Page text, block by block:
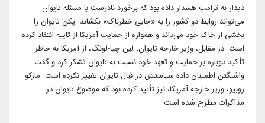
دیدار به ترامپ هشدار داده بود که برخورد نادرست با مسئله تایوان
می‌تواند روابط دو کشور را به «جایی خطرناک» بکشاند. پکن تایوان را
بخشی از خاک خود می‌داند و همواره از حمایت آمریکا از تایپه انتقاد کرده
است. در مقابل، وزیر خارجه تایوان، لین چیا-لونگ، از آمریکا به خاطر
تأکید دوباره بر حمایت و تعهد خود نسبت به تایوان تشکر کرد و گفت
واشنگتن اطمینان داده سیاستش در قبال تایوان تغییر نکرده است. مارکو
روبیو، وزیر خارجه آمریکا، نیز تأیید کرده بود که موضوع تایوان در
مذاکرات مطرح شده است.